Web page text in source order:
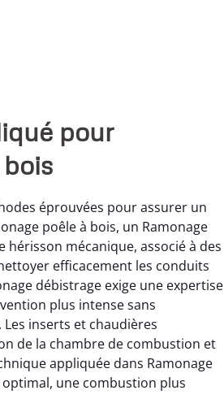
pour
éprouvées pour assurer un
poêle à bois, un Ramonage
hérisson mécanique, associé à des
efficacement les conduits
débistrage exige une expertise
plus intense sans
inserts et chaudières
de la chambre de combustion et
appliquée dans Ramonage
une combustion plus